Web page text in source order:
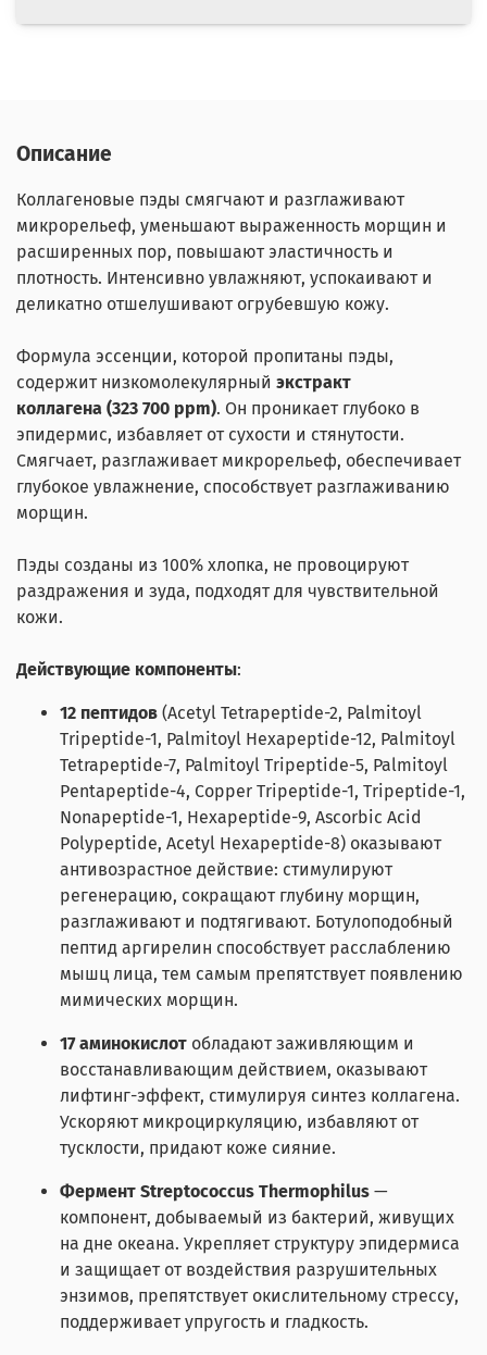
Описание
Коллагеновые пэды смягчают и разглаживают
микрорельеф, уменьшают выраженность морщин и
расширенных пор, повышают эластичность и
плотность. Интенсивно увлажняют, успокаивают и
деликатно отшелушивают огрубевшую кожу.
Формула эссенции, которой пропитаны пэды,
содержит низкомолекулярный экстракт
коллагена (323 700 ppm). Он проникает глубоко в
эпидермис, избавляет от сухости и стянутости.
Смягчает, разглаживает микрорельеф, обеспечивает
глубокое увлажнение, способствует разглаживанию
морщин.
Пэды созданы из 100% хлопка, не провоцируют
раздражения и зуда, подходят для чувствительной
кожи.
Действующие компоненты:
12 пептидов (Acetyl Tetrapeptide-2, Palmitoyl
Tripeptide-1, Palmitoyl Hexapeptide-12, Palmitoyl
Tetrapeptide-7, Palmitoyl Tripeptide-5, Palmitoyl
Pentapeptide-4, Copper Tripeptide-1, Tripeptide-1,
Nonapeptide-1, Hexapeptide-9, Ascorbic Acid
Polypeptide, Acetyl Hexapeptide-8) оказывают
антивозрастное действие: стимулируют
регенерацию, сокращают глубину морщин,
разглаживают и подтягивают. Ботулоподобный
пептид аргирелин способствует расслаблению
мышц лица, тем самым препятствует появлению
мимических морщин.
17 аминокислот обладают заживляющим и
восстанавливающим действием, оказывают
лифтинг-эффект, стимулируя синтез коллагена.
Ускоряют микроциркуляцию, избавляют от
тусклости, придают коже сияние.
Фермент Streptococcus Thermophilus —
компонент, добываемый из бактерий, живущих
на дне океана. Укрепляет структуру эпидермиса
и защищает от воздействия разрушительных
энзимов, препятствует окислительному стрессу,
поддерживает упругость и гладкость.